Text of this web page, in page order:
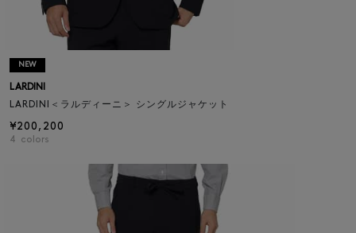
NEW
LARDINI
LARDINI＜ラルディーニ＞ シングルジャケット
¥200,200
4 colors